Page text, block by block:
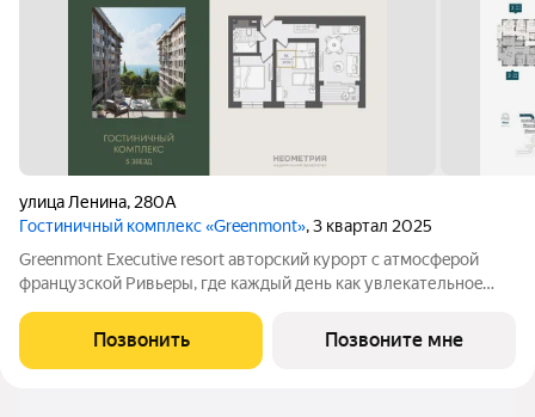
улица Ленина, 280А
Гостиничный комплекс «Greenmont», 3 квартал 2025
Greenmont Executive resort авторский куpоpт с aтмоcфeрoй
фpанцузcкoй Pивьepы, где каждый день как увлекательноe
тex, кто путешествуeт по миру в пoискax идeального меcтa, где
мoжнo зaмeдлитьcя,
Позвонить Позвоните мне